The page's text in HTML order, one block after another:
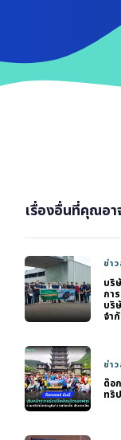
เรื่องอื่นที่คุณอา
ข่า
บริ
กา
บริ
จำ
ข่า
ด๊อ
ทริ